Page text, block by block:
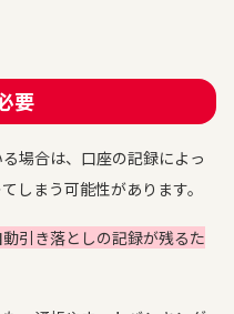
要
場合は、口座の記録によっ
しまう可能性があります。
引き落としの記録が残るた